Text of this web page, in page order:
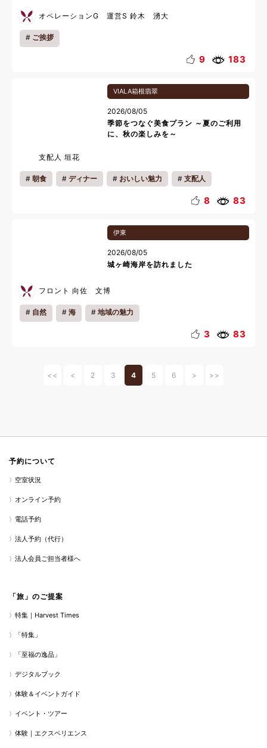
オペレーションG 運営S 鈴木 湧大
ご挨拶
9 183
VIALA箱根翡翠
2026/08/05
季節をつなぐ美食プラン ～夏のご利用
に、秋の楽しみを～
支配人 垣花
朝食 ディナー おいしい魅力 支配人
8 83
伊東
2026/08/05
城ヶ崎海岸を訪れました
フロント 向佐 文博
自然 海 地域の魅力
3 83
<< < 2 3 4 5 6 > >>
予約について
空室状況
オンライン予約
電話予約
法人予約（代行）
法人会員ご担当者様へ
「旅」のご提案
特集｜Harvest Times
「特集」
「至福の逸品」
デジタルブック
体験＆イベントガイド
イベント・ツアー
体験｜エクスペリエンス